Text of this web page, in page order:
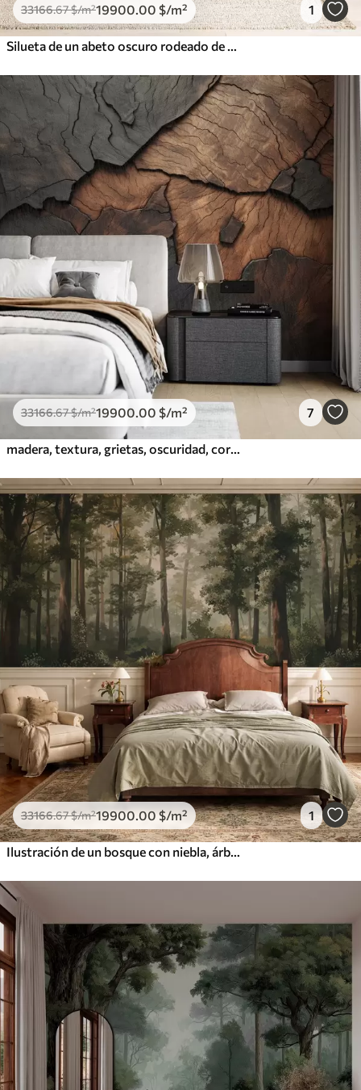
33166.67$/m²19900 .00 $/m² 1
33166.67$/m²19900 .00 $/m² 7
33166.67$/m²19900 .00$/m² 1